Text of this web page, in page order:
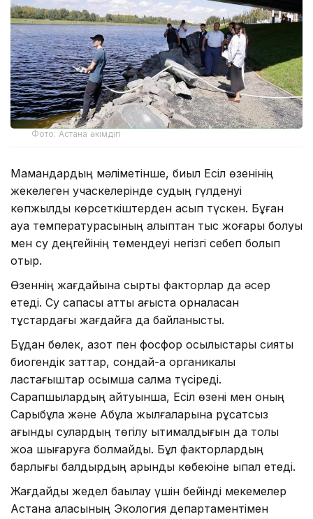
Фото: Астана әкімдігі
Мамандардың мәліметінше, биыл Есіл өзенінің
жекелеген учаскелерінде судың гүлденуі
көпжылдық көрсеткіштерден асып түскен. Бұған
ауа температурасының қалыптан тыс жоғары болуы
мен су деңгейінің төмендеуі негізгі себеп болып
отыр.
Өзеннің жағдайына сыртқы факторлар да әсер
етеді. Су сапасы қатты ағыста орналасқан
тұстардағы жағдайға да байланысты.
Бұдан бөлек, азот пен фосфор қосылыстары сияқты
биогендік заттар, сондай-ақ органикалық
ластағыштар қосымша салмақ түсіреді.
Сарапшылардың айтуынша, Есіл өзені мен оның
Сарыбұлақ және Ақбұлақ жылғаларына рұқсатсыз
ағынды сулардың төгілу ықтималдығын да толық
жоққа шығаруға болмайды. Бұл факторлардың
барлығы балдырдың қарқынды көбеюіне ықпал етеді.
Жағдайды жедел бақылау үшін бейінді мекемелер
Астана қаласының Экология департаментімен